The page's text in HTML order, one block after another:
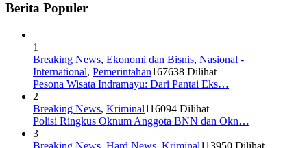
Berita Populer
1
Breaking News, Ekonomi dan Bisnis, Nasional -
International, Pemerintahan167638 Dilihat
Pesona Wisata Indramayu: Dari Pantai Eks…
2
Breaking News, Kriminal116094 Dilihat
Polisi Ringkus Oknum Anggota BNN dan Okn…
3